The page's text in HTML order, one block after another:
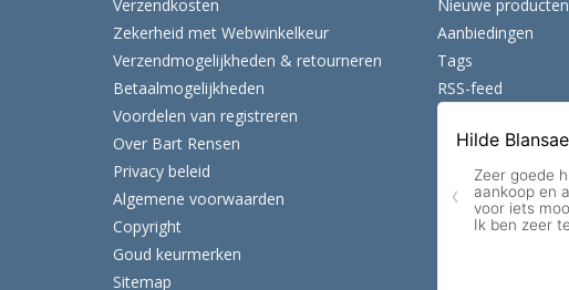
Verzendkosten
Zekerheid met Webwinkelkeur
Verzendmogelijkheden & retourneren
Betaalmogelijkheden
Voordelen van registreren
Over Bart Rensen
Privacy beleid
Algemene voorwaarden
Copyright
Goud keurmerken
Sitemap
Nieuwe producten
Aanbiedingen
Tags
RSS-feed